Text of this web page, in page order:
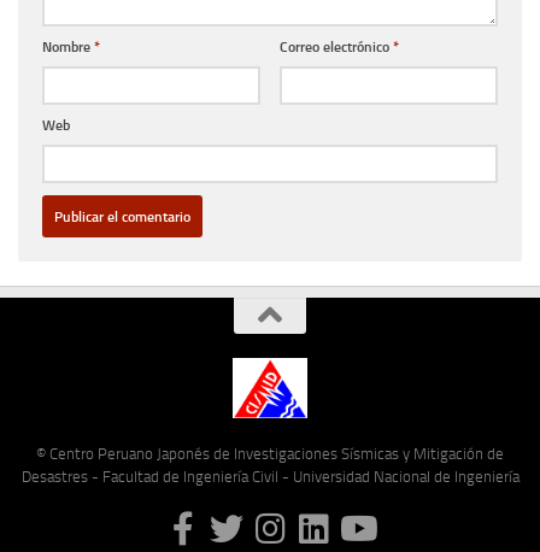
Nombre * Correo electrónico *
Web
© Centro Peruano Japonés de Investigaciones Sísmicas y Mitigación de
Desastres - Facultad de Ingeniería Civil - Universidad Nacional de Ingeniería